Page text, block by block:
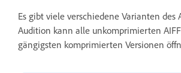
Es gibt viele verschiedene Varianten des
Audition kann alle unkomprimierten
gängigsten komprimierten Versionen